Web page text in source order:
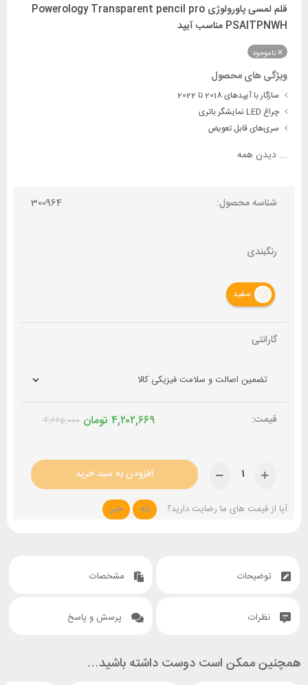
قلم لمسی پاورولوژی Powerology Transparent pencil pro
PSAITPNWH مناسب آیپد
ناموجود
ویژگی های محصول
سازگار با آیپدهای 2018 تا 2022
چراغ LED نمایشگر باتری
سری‌های قابل تعویض
... دیدن همه
شناسه محصول: 300964
رنگبندی
سفید
گارانتی
۴,۶۶۵,۰۰۰ تومان ۴,۲۰۲,۶۶۹
افزودن به سبد خرید
آیا از قیمت های ما رضایت دارید؟ بله خیر
توضیحات مشخصات
نظرات پرسش و پاسخ
همچنین ممکن است دوست داشته باشید…